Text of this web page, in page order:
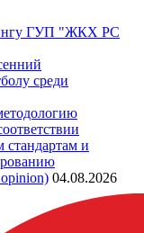
ГУП "ЖКХ РС
среди
и
opinion) 04.08.2026